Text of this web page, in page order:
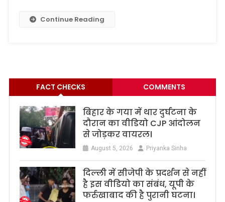
Continue Reading
FACT CHECKS COMMENTS
बिहार के गया में थार दुर्घटना के
दौरान का वीडियो CJP आंदोलन
से जोड़कर वायरल।
August 5, 2026 Priyanka Sinha
दिल्ली में सीजेपी के प्रदर्शन से नहीं
है इस वीडियो का संबंध, यूपी के
फर्रुखाबाद की है पुरानी घटना।